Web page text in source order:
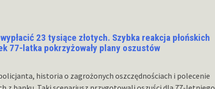
23 tysiące złotych. Szybka reakcja płońskich
77-latka pokrzyżowały plany oszustów
historia o zagrożonych oszczędnościach i polecenie